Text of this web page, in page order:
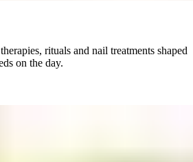
rituals and nail treatments shaped